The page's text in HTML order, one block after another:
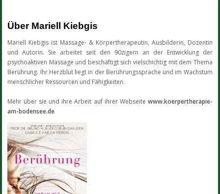
Über Mariell Kiebgis
Mariell Kiebgis ist Massage- & Körpertherapeutin, Ausbilderin, Dozentin
und Autorin. Sie arbeitet seit den 90zigern an der Entwicklung der
psychoaktiven Massage und beschäftigt sich vielschichtig mit dem Thema
Berührung. Ihr Herzblut liegt in der Berührungssprache und im Wachstum
menschlicher Ressourcen und Fähigkeiten.
Mehr über sie und ihre Arbeit auf ihrer Webseite www.koerpertherapie-
am-bodensee.de